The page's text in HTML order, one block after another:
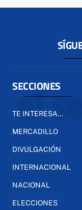
SECCIONES
TE INTERESA...
MERCADILLO
DIVULGACIÓN
INTERNACIONAL
NACIONAL
ELECCIONES